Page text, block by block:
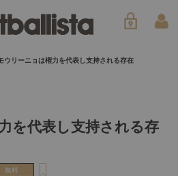
ウリーニョは権力を代表し支持される存在
を代表し支持される存